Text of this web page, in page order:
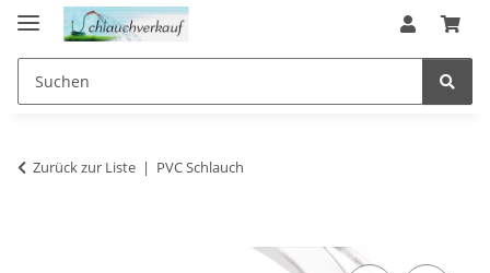
Zurück zur Liste PVC Schlauch